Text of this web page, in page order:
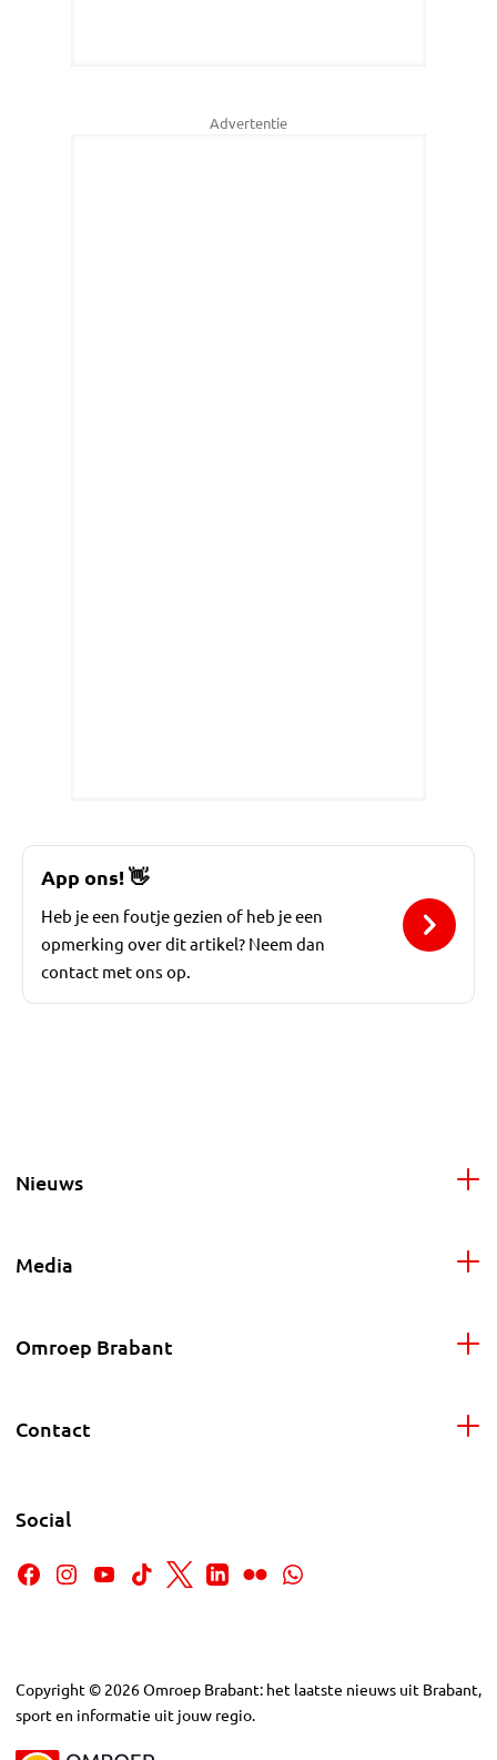
Advertentie
App ons!👋
Heb je een foutje gezien of heb je een
opmerking over dit artikel? Neem dan
contact met ons op.
Nieuws
Media
Omroep Brabant
Contact
Social
Copyright © 2026Omroep Brabant: het laatste nieuws uit Brabant,
sport en informatie uit jouw regio.